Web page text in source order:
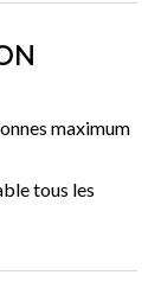
maximum
tous les